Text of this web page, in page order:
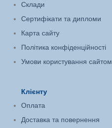
Склади
Сертифікати та дипломи
Карта сайту
Політика конфіденційності
Умови користування сайтом
Клієнту
Оплата
Доставка та повернення